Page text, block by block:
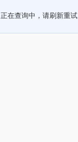
正在查询中，请刷新重试